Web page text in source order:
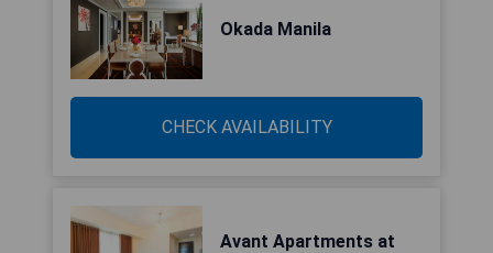
Okada Manila
CHECK AVAILABILITY
Avant Apartments at